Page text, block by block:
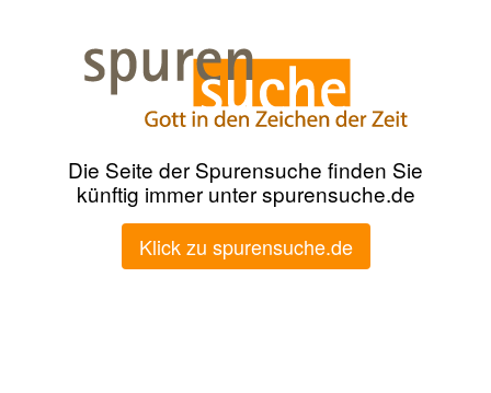
Die Seite der Spurensuche finden Sie
künftig immer unter spurensuche.de
Klick zu spurensuche.de